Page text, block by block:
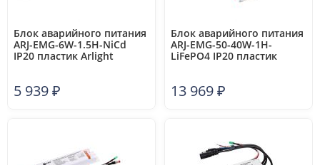
Блок аварийного питания
ARJ-EMG-6W-1.5H-NiCd
IP20 пластик Arlight
5 939₽
Блок аварийного питания
ARJ-EMG-50-40W-1H-
LiFePO4 IP20 пластик
13 969₽